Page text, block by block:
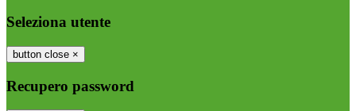
Seleziona utente
button close ×
Recupero password